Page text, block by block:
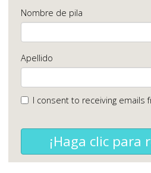
Nombre de pila
Apellido
I consent to receiving emails
¡Haga clic para